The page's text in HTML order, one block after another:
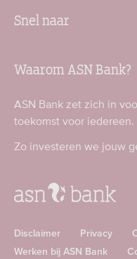
Snel naar
Waarom ASN Bank?
ASN Bank zet zich in
toekomst voor iedereen.
Zo investeren we jouw
Disclaimer Privacy
Werken bij ASN Bank